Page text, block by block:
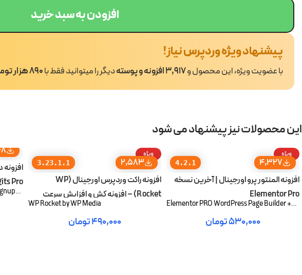
افزودن به سبد خرید
پیشنهاد ویژه وردپرس نیاز!
با عضویت ویژه، این محصول و3,917 افزونه و پوسته دیگر را میتوانید فقط با890 هزار تومان
این محصولات نیز پیشنهاد می شود
ویژه
4,327
4.2.1
افزونه المنتور پرو اورجینال | آخرین نسخه
Elementor Pro
Elementor PRO WordPress Page Builder +
۵۳۰,۰۰۰تومان
ویژه
2,583
3.23.1.1
افزونه راکت وردپرس اورجینال (WP
Rocket) – افزونه کش و افزایش سرعت
WP Rocket by WP Media
۴۹۰,۰۰۰تومان
Pro]